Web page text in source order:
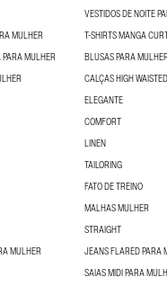
VESTIDOS DE NOITE
MULHER
T-SHIRTS MANGA
MULHER
BLUSAS PARA MULHER
CALÇAS HIGH
ELEGANTE
COMFORT
LINEN
TAILORING
FATO DE TREINO
MALHAS MULHER
STRAIGHT
MULHER
JEANS FLARED PARA
SAIAS MIDI PARA